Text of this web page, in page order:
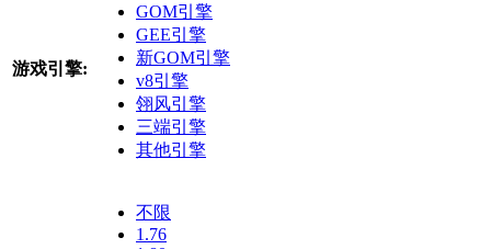
游戏引擎:
GOM引擎
GEE引擎
新GOM引擎
v8引擎
翎风引擎
三端引擎
其他引擎
不限
1.76